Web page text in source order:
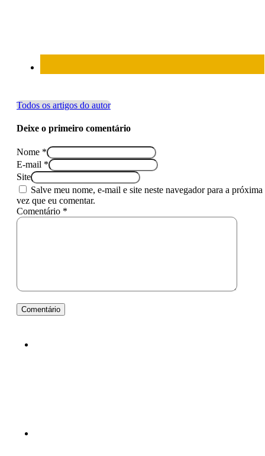
Todos os artigos do autor
Deixe o primeiro comentário
Nome *
E-mail *
Site
Salve meu nome, e-mail e site neste navegador para a próxima
vez que eu comentar.
Comentário *